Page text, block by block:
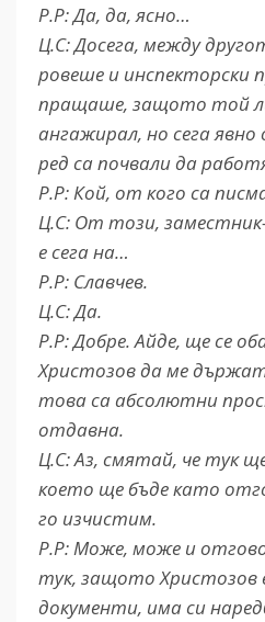
Р.Р: Да, да, ясно…
Ц.С: Досега, между
ровеше и инспекторски
пращаше, защото той
ангажирал, но сега
ред са почвали да
Р.Р: Кой, от кого са
Ц.С: От този,
е сега на…
Р.Р: Славчев.
Ц.С: Да.
Р.Р: Добре. Айде, ще се
Христозов да ме
това са абсолютни
отдавна.
Ц.С: Аз, смятай, че тук
което ще бъде като
го изчистим.
Р.Р: Може, може и
тук, защото Христозов
документи, има си